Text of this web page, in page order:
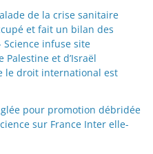
de la crise sanitaire
et fait un bilan des
Science infuse site
Palestine et d’Israël
le droit international est
pour promotion débridée
sur France Inter elle-